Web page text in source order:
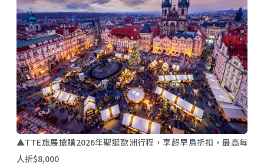
▲TTE旅展搶購2026年聖誕歐洲行程，享超早鳥折扣，最高每
人折$8,000